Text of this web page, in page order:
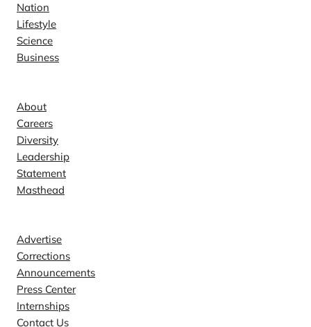
Nation
Lifestyle
Science
Business
About
Careers
Diversity
Leadership
Statement
Masthead
Advertise
Corrections
Announcements
Press Center
Internships
Contact Us